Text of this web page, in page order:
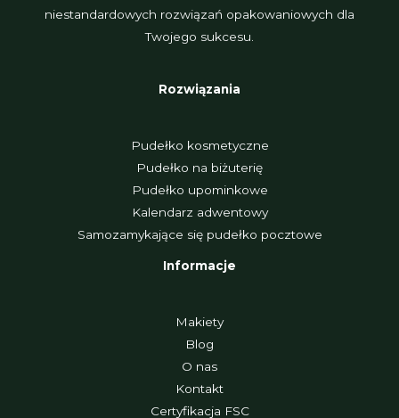
niestandardowych rozwiązań opakowaniowych dla
Twojego sukcesu.
Rozwiązania
Pudełko kosmetyczne
Pudełko na biżuterię
Pudełko upominkowe
Kalendarz adwentowy
Samozamykające się pudełko pocztowe
Informacje
Makiety
Blog
O nas
Kontakt
Certyfikacja FSC